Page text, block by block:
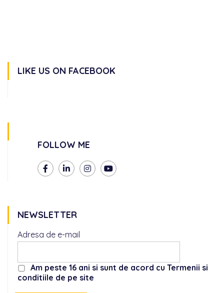
LIKE US ON FACEBOOK
FOLLOW ME
NEWSLETTER
Adresa de e-mail
Am peste 16 ani si sunt de acord cu Termenii si
conditiile de pe site